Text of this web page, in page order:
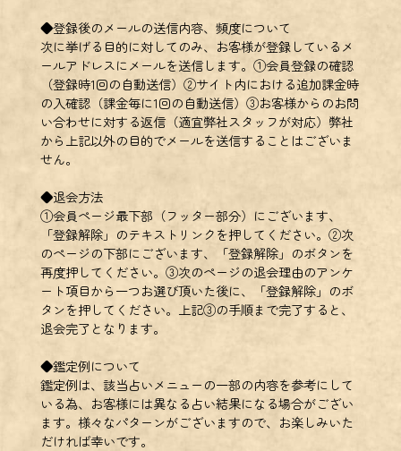
◆登録後のメールの送信内容、頻度について
次に挙げる目的に対してのみ、お客様が登録しているメ
ールアドレスにメールを送信します。①会員登録の確認
（登録時1回の自動送信）②サイト内における追加課金時
の入確認（課金毎に1回の自動送信）③お客様からのお問
い合わせに対する返信（適宜弊社スタッフが対応）弊社
から上記以外の目的でメールを送信することはございま
せん。
◆退会方法
①会員ページ最下部（フッター部分）にございます、
「登録解除」のテキストリンクを押してください。②次
のページの下部にございます、「登録解除」のボタンを
再度押してください。③次のページの退会理由のアンケ
ート項目から一つお選び頂いた後に、「登録解除」のボ
タンを押してください。上記③の手順まで完了すると、
退会完了となります。
◆鑑定例について
鑑定例は、該当占いメニューの一部の内容を参考にして
いる為、お客様には異なる占い結果になる場合がござい
ます。様々なパターンがございますので、お楽しみいた
だければ幸いです。